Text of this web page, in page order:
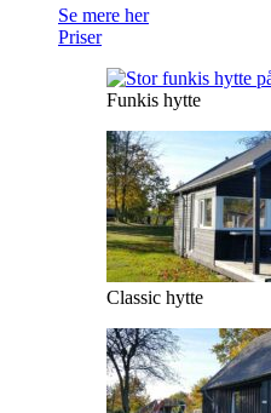
Se mere her
Priser
Funkis hytte
Classic hytte